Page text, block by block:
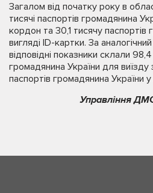
Загалом від початку року в
тисячі паспортів громадянина
кордон та 30,1 тисячу паспортів
вигляді ID-картки. За
відповідні показники склали 98,4
громадянина України для
паспортів громадянина України
Управління